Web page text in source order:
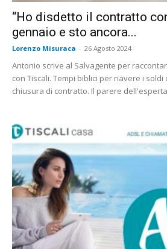
“Ho disdetto il contratto
gennaio e sto ancora...
Lorenzo Misuraca - 26 Agosto 2024
Antonio scrive al Salvagente per
con Tiscali. Tempi biblici per riavere i soldi
chiusura di contratto. Il parere dell'esperta